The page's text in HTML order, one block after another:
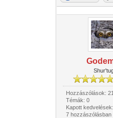
Hozzászólások: 21
Témák: 0
Kapott
7 hozzászólásban